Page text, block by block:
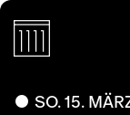
SO. 15.